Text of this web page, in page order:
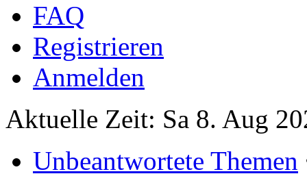
FAQ
Registrieren
Anmelden
Aktuelle Zeit: Sa 8. Aug
Unbeantwortete Themen